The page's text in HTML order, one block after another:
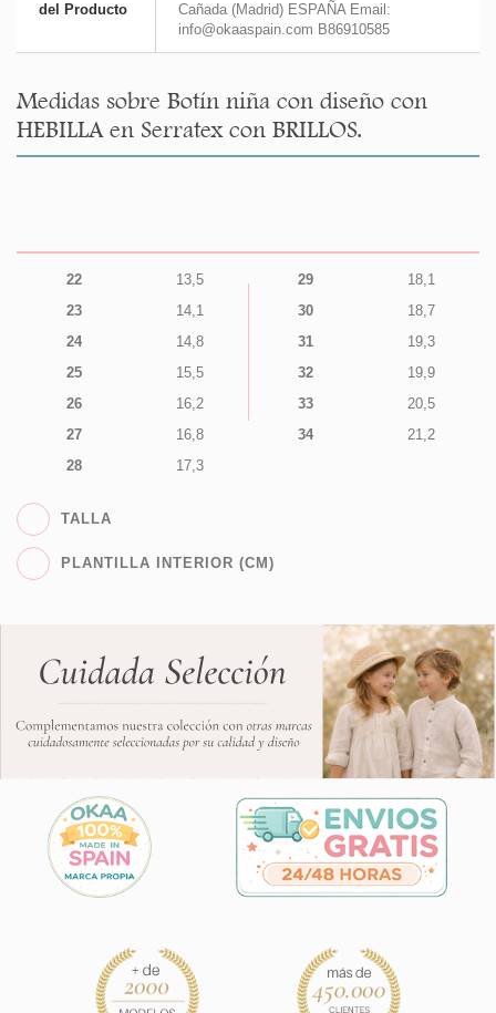
del Producto
Cañada (Madrid) ESPAÑA Email:
info@okaaspain.com B86910585
Medidas sobre Botín niña con diseño con
HEBILLA en Serratex con BRILLOS.
22
13,5
23
14,1
24
14,8
25
15,5
26
16,2
27
16,8
28
17,3
29
18,1
30
18,7
31
19,3
32
19,9
33
20,5
34
21,2
TALLA
PLANTILLA INTERIOR (CM)